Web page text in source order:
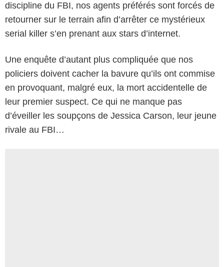
discipline du FBI, nos agents préférés sont forcés de
retourner sur le terrain afin d’arrêter ce mystérieux
serial killer s’en prenant aux stars d’internet.
Une enquête d’autant plus compliquée que nos
policiers doivent cacher la bavure qu’ils ont commise
en provoquant, malgré eux, la mort accidentelle de
leur premier suspect. Ce qui ne manque pas
d’éveiller les soupçons de Jessica Carson, leur jeune
rivale au FBI…